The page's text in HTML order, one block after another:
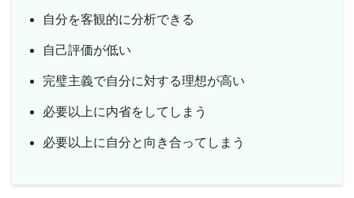
自分を客観的に分析できる
自己評価が低い
完璧主義で自分に対する理想が高い
必要以上に内省をしてしまう
必要以上に自分と向き合ってしまう